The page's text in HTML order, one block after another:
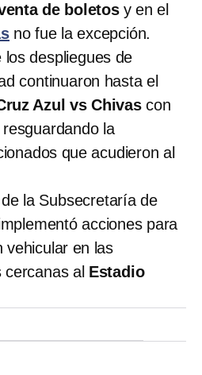
de boletosy en el
no fue la excepción.
despliegues de
continuaron hasta el
Azul vs Chivascon
la
que acudieron al
la Subsecretaría de
acciones para
vehicular en las
al Estadio